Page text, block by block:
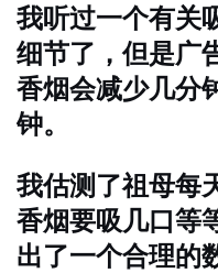
我听过一个有关
细节了，但是广
香烟会减少几分
钟。
我估测了祖母每
香烟要吸几口等
出了一个合理的